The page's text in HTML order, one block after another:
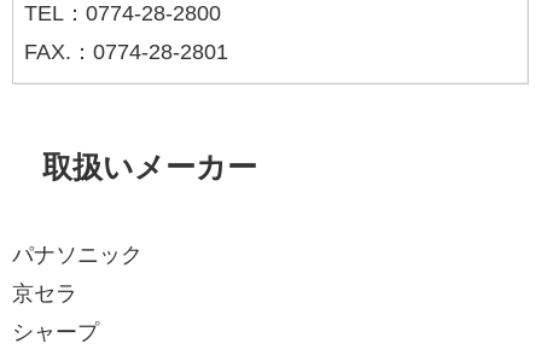
TEL：0774-28-2800
FAX.：0774-28-2801
取扱いメーカー
パナソニック
京セラ
シャープ